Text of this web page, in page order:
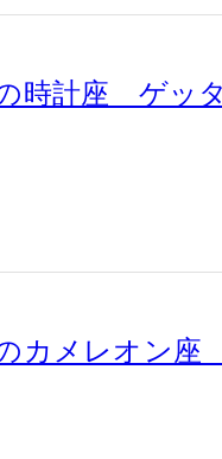
時計座 ゲッ
カメレオン